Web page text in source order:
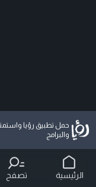
حمل تطبيق رؤيا
والبرامج
الرئيسية تصفح